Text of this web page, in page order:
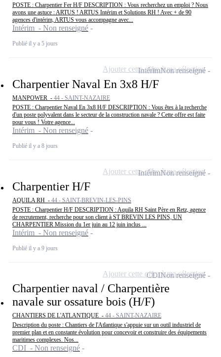
POSTE : Charpentier Fer H/F DESCRIPTION : Vous recherchez un emploi ? Nous
avons une astuce : ARTUS ! ARTUS Intérim et Solutions RH ! Avec + de 90
agences d'intérim, ARTUS vous accompagne avec...
Intérim - Non renseigné
Publié il y a 5 jours
Charpentier Naval En 3x8 H/F
MANPOWER - 44 - SAINT-NAZAIRE
POSTE : Charpentier Naval En 3x8 H/F DESCRIPTION : Vous êtes à la recherche
d'un poste polyvalent dans le secteur de la construction navale ? Cette offre est faite
pour vous ! Votre agence...
Intérim - Non renseigné
Publié il y a 8 jours
IntérimNon renseigné
Ajouter cette offre à ma sélection
Charpentier H/F
AQUILA RH - 44 - SAINT-BREVIN-LES-PINS
POSTE : Charpentier H/F DESCRIPTION : Aquila RH Saint Père en Retz, agence
de recrutement, recherche pour son client à ST BREVIN LES PINS, UN
CHARPENTIER Mission du 1er juin au 12 juin inclus ...
Intérim - Non renseigné
Publié il y a 9 jours
IntérimNon renseigné
Ajouter cette offre à ma sélection
Charpentier naval / Charpentière
navale sur ossature bois (H/F)
CHANTIERS DE L'ATLANTIQUE - 44 - SAINT-NAZAIRE
Description du poste : Chantiers de l'Atlantique s'appuie sur un outil industriel de
premier plan et en constante évolution pour concevoir et construire des équipements
maritimes complexes. Nos...
CDI - Non renseigné
CDINon renseigné
Ajouter cette offre à ma sélection